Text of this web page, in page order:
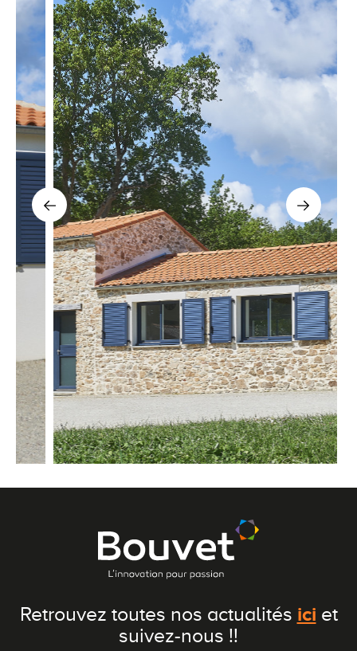
Retrouvez toutes nos actualités ici et
suivez-nous !!